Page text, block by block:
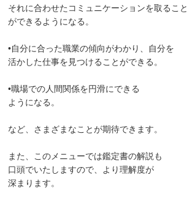
それに合わせたコミュニケーションを取ること
ができるようになる。
•自分に合った職業の傾向がわかり、自分を
活かした仕事を見つけることができる。
•職場での人間関係を円滑にできる
ようになる。
など、さまざまなことが期待できます。
また、このメニューでは鑑定書の解説も
口頭でいたしますので、より理解度が
深まります。